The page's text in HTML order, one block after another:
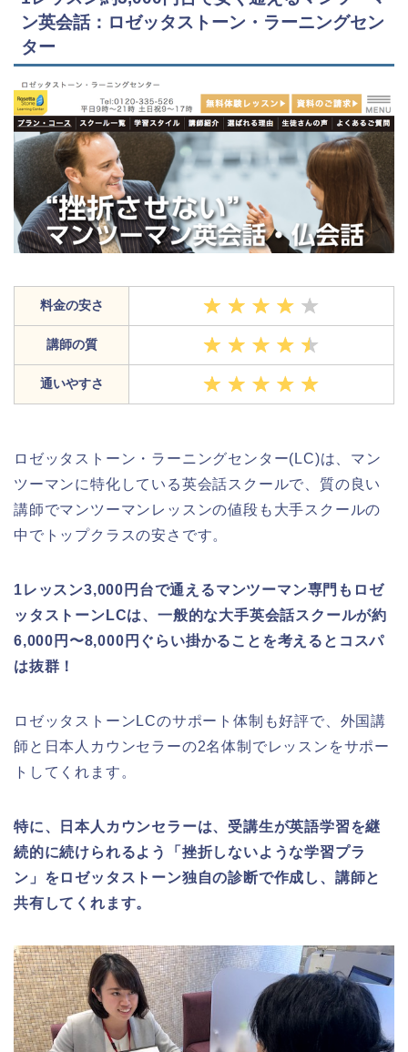
ン英会話：ロゼッタストーン・ラーニングセン
ター
料金の安さ
講師の質
通いやすさ
ロゼッタストーン・ラーニングセンター(LC)は、マン
ツーマンに特化している英会話スクールで、質の良い
講師でマンツーマンレッスンの値段も大手スクールの
中でトップクラスの安さです。
1レッスン3,000円台で通えるマンツーマン専門もロゼ
ッタストーンLCは、一般的な大手英会話スクールが約
6,000円〜8,000円ぐらい掛かることを考えるとコスパ
は抜群！
ロゼッタストーンLCのサポート体制も好評で、外国講
師と日本人カウンセラーの2名体制でレッスンをサポー
トしてくれます。
特に、日本人カウンセラーは、受講生が英語学習を継
続的に続けられるよう「挫折しないような学習プラ
ン」をロゼッタストーン独自の診断で作成し、講師と
共有してくれます。